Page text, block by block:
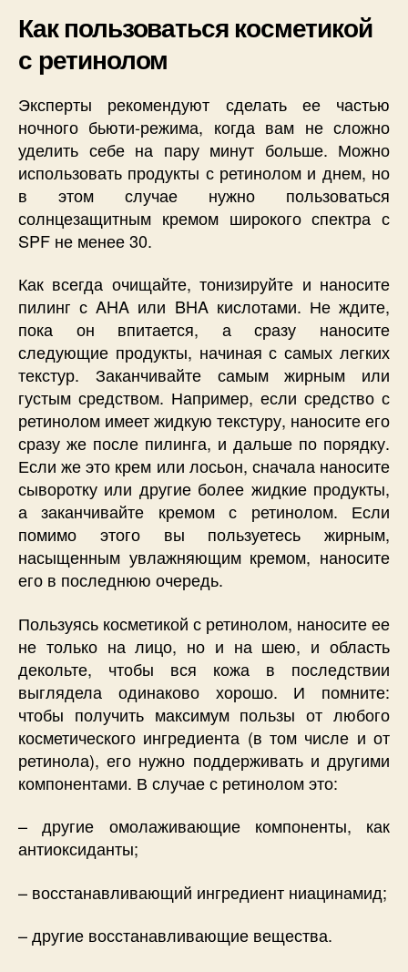
Как пользоваться косметикой
с ретинолом
Эксперты рекомендуют сделать ее частью
ночного бьюти-режима, когда вам не сложно
уделить себе на пару минут больше. Можно
использовать продукты с ретинолом и днем, но
в этом случае нужно пользоваться
солнцезащитным кремом широкого спектра с
SPF не менее 30.
Как всегда очищайте, тонизируйте и наносите
пилинг с AHA или BHA кислотами. Не ждите,
пока он впитается, а сразу наносите
следующие продукты, начиная с самых легких
текстур. Заканчивайте самым жирным или
густым средством. Например, если средство с
ретинолом имеет жидкую текстуру, наносите его
сразу же после пилинга, и дальше по порядку.
Если же это крем или лосьон, сначала наносите
сыворотку или другие более жидкие продукты,
а заканчивайте кремом с ретинолом. Если
помимо этого вы пользуетесь жирным,
насыщенным увлажняющим кремом, наносите
его в последнюю очередь.
Пользуясь косметикой с ретинолом, наносите ее
не только на лицо, но и на шею, и область
декольте, чтобы вся кожа в последствии
выглядела одинаково хорошо. И помните:
чтобы получить максимум пользы от любого
косметического ингредиента (в том числе и от
ретинола), его нужно поддерживать и другими
компонентами. В случае с ретинолом это:
– другие омолаживающие компоненты, как
антиоксиданты;
– восстанавливающий ингредиент ниацинамид;
– другие восстанавливающие вещества.